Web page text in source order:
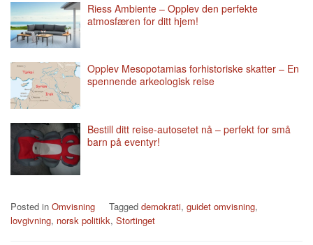
Riess Ambiente – Opplev den perfekte
atmosfæren for ditt hjem!
Opplev Mesopotamias forhistoriske skatter – En
spennende arkeologisk reise
Bestill ditt reise-autosetet nå – perfekt for små
barn på eventyr!
Posted in Omvisning Tagged demokrati, guidet omvisning,
lovgivning, norsk politikk, Stortinget